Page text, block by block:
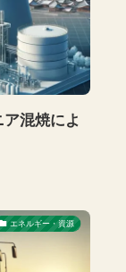
混焼によ
エネルギー・資源